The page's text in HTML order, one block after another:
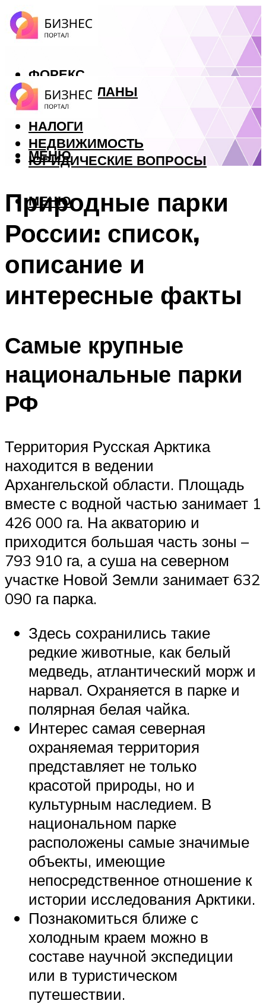
ФОРЕКС
БИЗНЕС ПЛАНЫ
КРЕДИТЫ
НАЛОГИ
НЕДВИЖИМОСТЬ
ЮРИДИЧЕСКИЕ ВОПРОСЫ
МЕНЮ
МЕНЮ
Природные парки
России: список,
описание и
интересные факты
Самые крупные
национальные парки
РФ
Территория Русская Арктика
находится в ведении
Архангельской области. Площадь
вместе с водной частью занимает 1
426 000 га. На акваторию и
приходится большая часть зоны –
793 910 га, а суша на северном
участке Новой Земли занимает 632
090 га парка.
Здесь сохранились такие
редкие животные, как белый
медведь, атлантический морж и
нарвал. Охраняется в парке и
полярная белая чайка.
Интерес самая северная
охраняемая территория
представляет не только
красотой природы, но и
культурным наследием. В
национальном парке
расположены самые значимые
объекты, имеющие
непосредственное отношение к
истории исследования Арктики.
Познакомиться ближе с
холодным краем можно в
составе научной экспедиции
или в туристическом
путешествии.